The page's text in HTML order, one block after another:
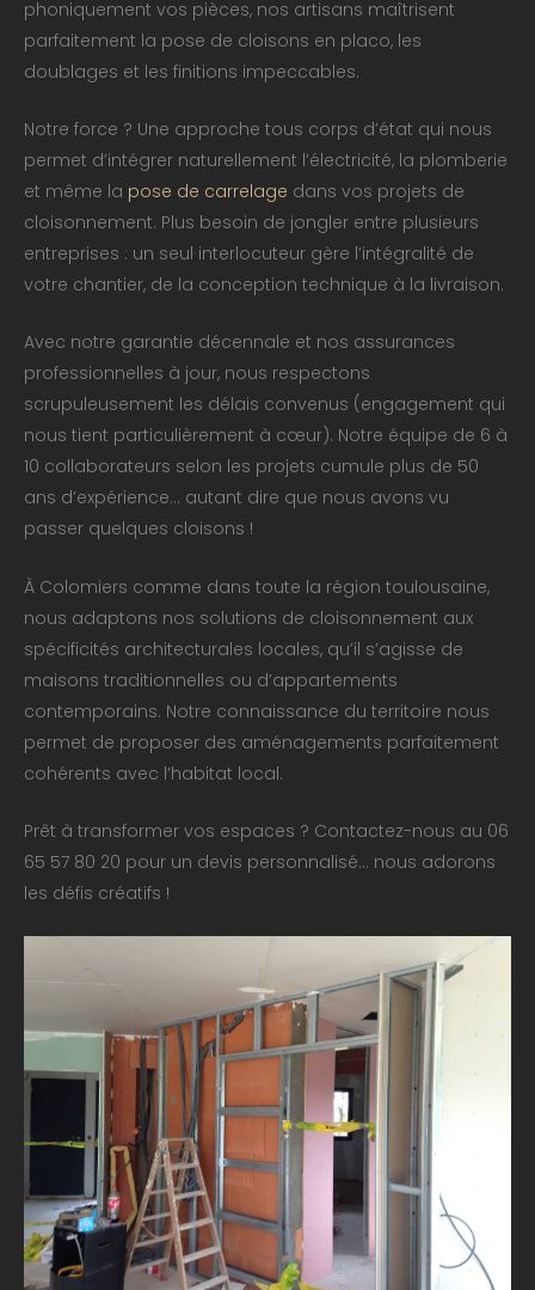
phoniquement vos pièces, nos artisans maîtrisent
parfaitement la pose de cloisons en placo, les
doublages et les finitions impeccables.
Notre force ? Une approche tous corps d’état qui nous
permet d’intégrer naturellement l’électricité, la plomberie
et même la pose de carrelage dans vos projets de
cloisonnement. Plus besoin de jongler entre plusieurs
entreprises : un seul interlocuteur gère l’intégralité de
votre chantier, de la conception technique à la livraison.
Avec notre garantie décennale et nos assurances
professionnelles à jour, nous respectons
scrupuleusement les délais convenus (engagement qui
nous tient particulièrement à cœur). Notre équipe de 6 à
10 collaborateurs selon les projets cumule plus de 50
ans d’expérience… autant dire que nous avons vu
passer quelques cloisons !
À Colomiers comme dans toute la région toulousaine,
nous adaptons nos solutions de cloisonnement aux
spécificités architecturales locales, qu’il s’agisse de
maisons traditionnelles ou d’appartements
contemporains. Notre connaissance du territoire nous
permet de proposer des aménagements parfaitement
cohérents avec l’habitat local.
Prêt à transformer vos espaces ? Contactez-nous au 06
65 57 80 20 pour un devis personnalisé… nous adorons
les défis créatifs !